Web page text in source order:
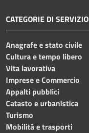
CATEGORIE DI SERVIZIO
Anagrafe e stato civile
Cultura e tempo libero
Vita lavorativa
Imprese e Commercio
Appalti pubblici
Catasto e urbanistica
Turismo
Mobilità e trasporti